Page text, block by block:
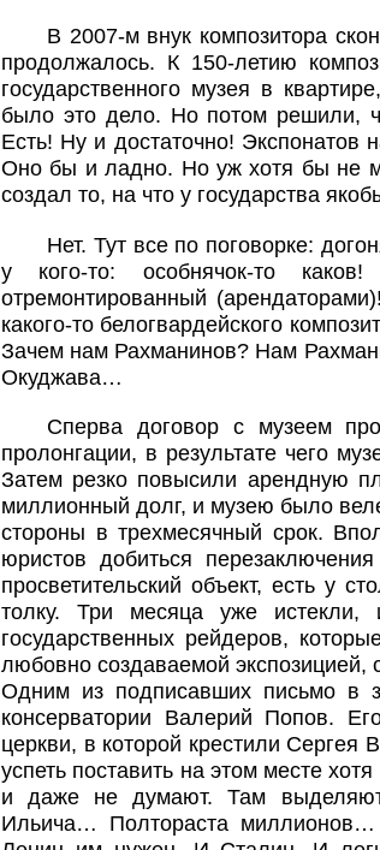
В 2007-м внук композитора
продолжалось. К 150-летию
государственного музея в
было это дело. Но потом решили,
Есть! Ну и достаточно! Экспонатов
Оно бы и ладно. Но уж хотя бы не
создал то, на что у государства
Нет. Тут все по поговорке:
у кого-то: особнячок-то
отремонтированный
какого-то белогвардейского
Зачем нам Рахманинов? Нам
Окуджава…
Сперва договор с музеем
пролонгации, в результате чего
Затем резко повысили арендную
миллионный долг, и музею было
стороны в трехмесячный срок.
юристов добиться
просветительский объект, есть у
толку. Три месяца уже
государственных рейдеров,
любовно создаваемой
Одним из подписавших письмо в
консерватории Валерий Попов.
церкви, в которой крестили
успеть поставить на этом месте
и даже не думают. Там выделяют
Ильича… Полтораста